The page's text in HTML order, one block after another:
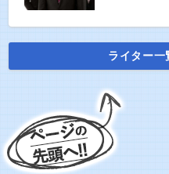
ライター一